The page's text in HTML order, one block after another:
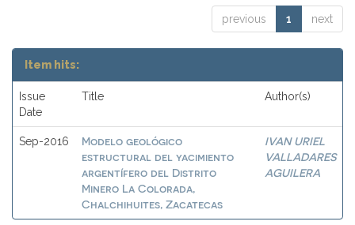
previous 1 next
Item hits:
Issue
Date
Title Author(s)
Sep-2016
Modelo geológico
estructural del yacimiento
argentífero del Distrito
Minero La Colorada,
Chalchihuites, Zacatecas
IVAN URIEL
VALLADARES
AGUILERA